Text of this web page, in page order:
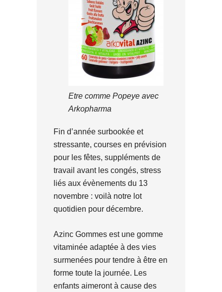
Etre comme Popeye avec
Arkopharma
Fin d’année surbookée et
stressante, courses en prévision
pour les fêtes, suppléments de
travail avant les congés, stress
liés aux évènements du 13
novembre : voilà notre lot
quotidien pour décembre.
Azinc Gommes est une gomme
vitaminée adaptée à des vies
surmenées pour tendre à être en
forme toute la journée. Les
enfants aimeront à cause des